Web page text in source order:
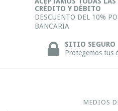
CRÉDITO Y DÉBITO
DESCUENTO DEL 10%
BANCARIA
SITIO SEGURO
Protegemos tus
MEDIOS